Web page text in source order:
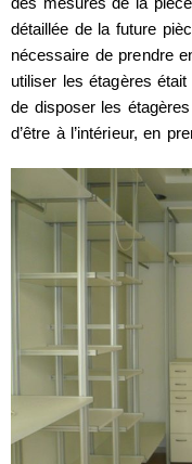
détaillée de la future
nécessaire de prendre
utiliser les étagères
de disposer les
d’être à l’intérieur, en